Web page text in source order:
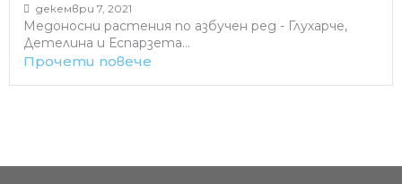
декември 7, 2021
Медоносни растения по азбучен ред - Глухарче,
Детелина и Еспарзета...
Прочети повече